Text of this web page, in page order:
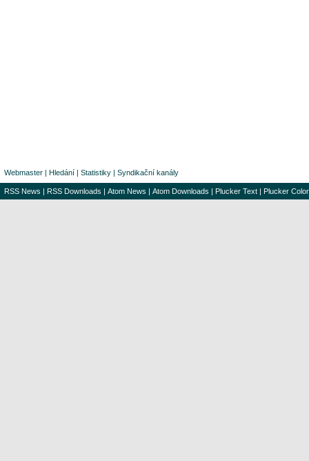
Webmaster | Hledání | Statistiky | Syndikační kanály
RSS News | RSS Downloads | Atom News | Atom Downloads | Plucker Text | Plucker Color